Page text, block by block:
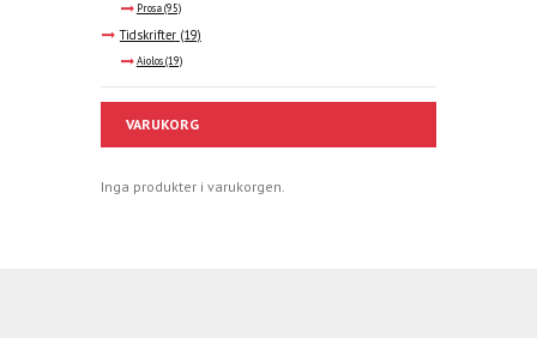
Prosa(95)
Tidskrifter (19)
Aiolos(19)
VARUKORG
Inga produkter i varukorgen.